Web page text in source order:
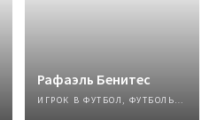
Рафаэль Бенитес
ИГРОК В ФУТБОЛ, ФУТБОЛЬНЫЙ МЕНЕДЖЕР